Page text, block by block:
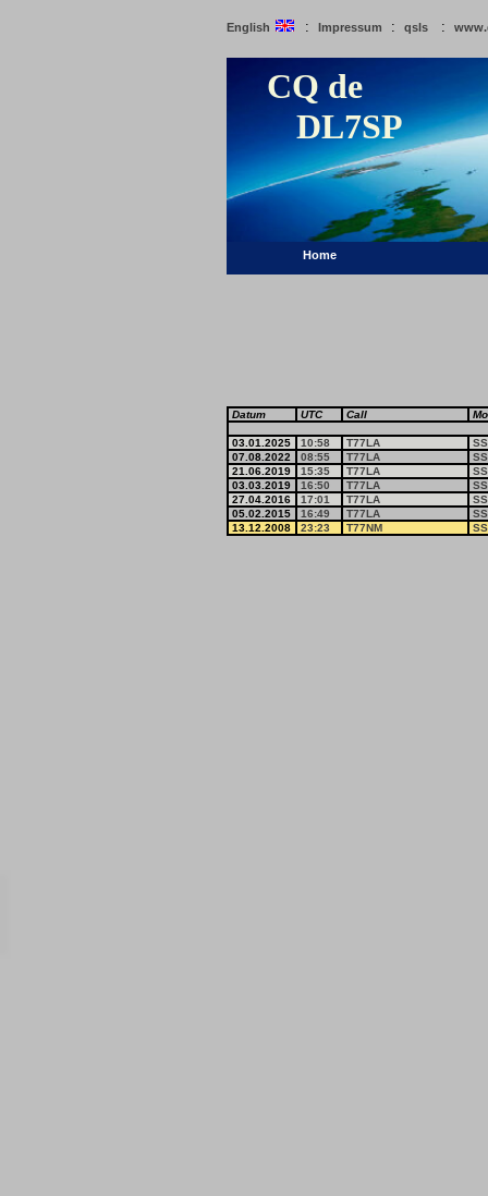
English : Impressum : qsls :
CQ de
DL7SP
Home
Datum UTC Call
03.01.2025 10:58 T77LA
07.08.2022
08:55 T77LA
21.06.2019
15:35 T77LA
03.03.2019
16:50 T77LA
27.04.2016
17:01 T77LA
05.02.2015
16:49 T77LA
13.12.2008
23:23 T77NM